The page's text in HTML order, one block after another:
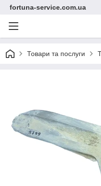
fortuna-service.com.ua
Товари та послуги